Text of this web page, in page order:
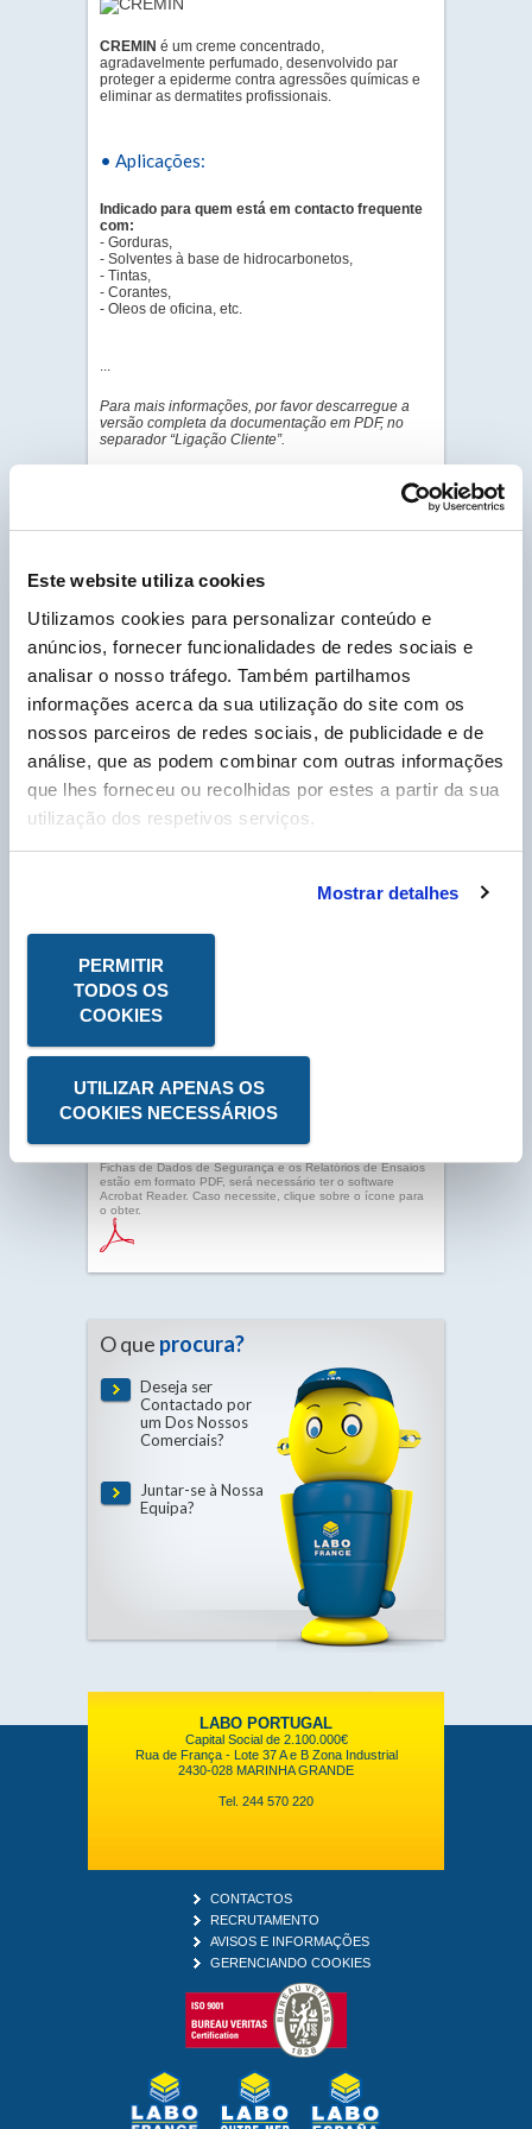
Este website utiliza cookies
Utilizamos cookies para personalizar conteúdo e
anúncios, fornecer funcionalidades de redes sociais e
analisar o nosso tráfego. Também partilhamos
informações acerca da sua utilização do site com os
nossos parceiros de redes sociais, de publicidade e de
análise, que as podem combinar com outras informações
que lhes forneceu ou recolhidas por estes a partir da sua
utilização dos respetivos serviços.
Mostrar detalhes
PERMITIR
TODOS OS
COOKIES
UTILIZAR APENAS OS
COOKIES NECESSÁRIOS
Cliente Labo Portugal, por favor insira o seu nº
de cliente, que pode encontrar na sua fatura e
que começa por um P, para poder descarregar as
Fichas Técnicas em PDF.
N° Compte Client *
P
* Campo obrigatório
As Fichas Técnicas, as Fichas de Dados de Segurança e os
necessário ter o software Acrobat Reader. Caso necessite,
Fichas de Dados de Segurança e os Relatórios de Ensaios
estão em formato PDF, será necessário ter o software
Acrobat Reader. Caso necessite, clique sobre o ícone para
o obter.
CREMIN é um creme concentrado,
agradavelmente perfumado, desenvolvido par
proteger a epiderme contra agressões químicas e
eliminar as dermatites profissionais.
• Aplicações:
Indicado para quem está em contacto frequente
com:
- Gorduras,
- Solventes à base de hidrocarbonetos,
- Tintas,
- Corantes,
- Oleos de oficina, etc.
...
Para mais informações, por favor descarregue a
versão completa da documentação em PDF, no
separador “Ligação Cliente”.
O que procura?
Deseja ser
Contactado por
um Dos Nossos
Comerciais?
Juntar-se à Nossa
Equipa?
LABO PORTUGAL
Capital Social de 2.100.000€
Rua de França - Lote 37 A e B Zona Industrial
2430-028 MARINHA GRANDE
Tel. 244 570 220
CONTACTOS
RECRUTAMENTO
AVISOS E INFORMAÇÕES
GERENCIANDO COOKIES